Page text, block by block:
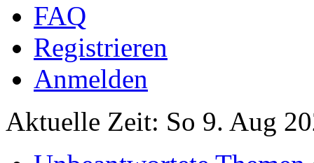
FAQ
Registrieren
Anmelden
Aktuelle Zeit: So 9. Aug